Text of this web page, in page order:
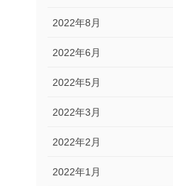
2022年8月
2022年6月
2022年5月
2022年3月
2022年2月
2022年1月